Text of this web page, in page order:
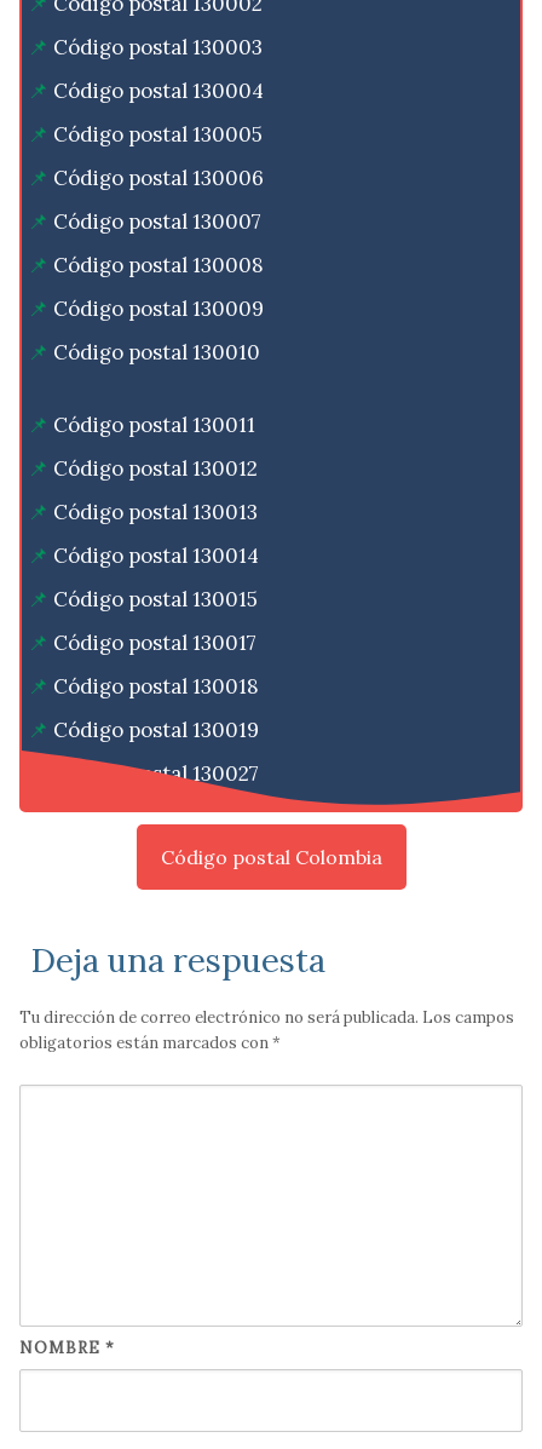
Código postal 130003
Código postal 130004
Código postal 130005
Código postal 130006
Código postal 130007
Código postal 130008
Código postal 130009
Código postal 130010
Código postal 130011
Código postal 130012
Código postal 130013
Código postal 130014
Código postal 130015
Código postal 130017
Código postal 130018
Código postal 130019
Código postal 130027
Código postal Colombia
Deja una respuesta
Tu dirección de correo electrónico no será publicada. Los campos
obligatorios están marcados con*
NOMBRE *